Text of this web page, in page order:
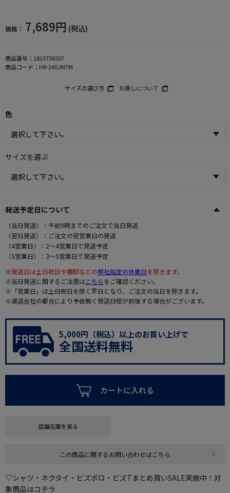
価格： 7,689円 (税込)
商品番号： 1823756557
商品コード： HR-24SJM7M
サイズの選び方 お直しについて
色
サイズを選ぶ
発送予定日について
（当日発送）：午前9時までのご注文で当日発送
（翌日発送）：ご注文の翌営業日の発送
（4営業日）：2～4営業日で発送予定
（5営業日）：3～5営業日で発送予定
※発送日は土日祝日や棚卸などの弊社指定の休業日を除きます。
※当日発送に関するご注意はこちらをご確認ください。
※「営業日」は土日祝日を除く平日となり、ご注文の当日を除きます。
※運送会社の都合により予告無く発送日程が前後する場合がございます。
5,000円（税込）以上のお買い上げで
全国送料無料
カートに入れる
店舗在庫を見る
この商品に関するお問い合わせはこちら
▽シャツ・ネクタイ・ビズポロ・ビズTまとめ買いSALE実施中！対
象商品はコチラ